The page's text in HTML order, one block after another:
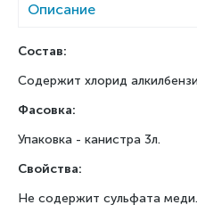
Описание
Состав:
Содержит хлорид
Фасовка:
Упаковка - канистра 3л.
Свойства:
Не содержит сульфата меди.